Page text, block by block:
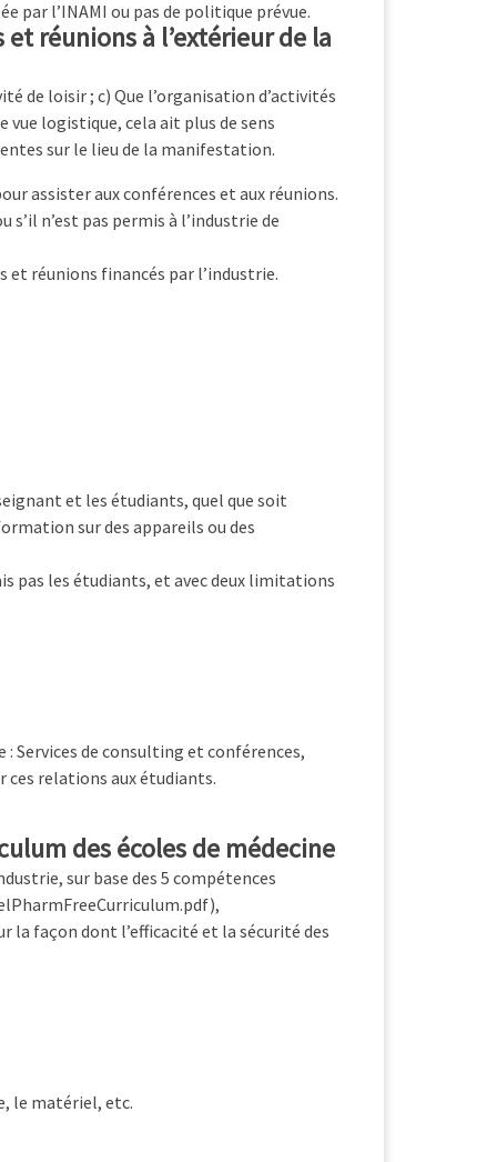
par l’INAMI ou pas de politique prévue.
réunions à l’extérieur de la
de loisir ; c) Que l’organisation d’activités
vue logistique, cela ait plus de sens
sur le lieu de la manifestation.
assister aux conférences et aux réunions.
n’est pas permis à l’industrie de
réunions financés par l’industrie.
et les étudiants, quel que soit
sur des appareils ou des
pas les étudiants, et avec deux limitations
Services de consulting et conférences,
ces relations aux étudiants.
des écoles de médecine
sur base des 5 compétences
la façon dont l’efficacité et la sécurité des
le matériel, etc.